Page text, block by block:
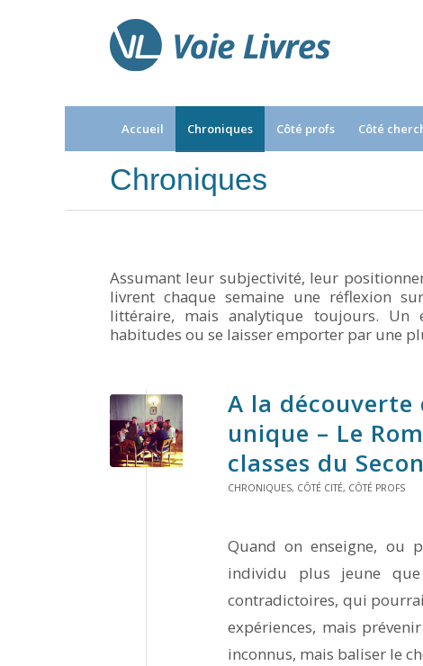
Accueil Chroniques Côté profs Côté
Chroniques
Assumant leur subjectivité, leur
livrent chaque semaine une réflexion
littéraire, mais analytique toujours. Un
habitudes ou se laisser emporter par une
A la découverte
unique – Le
classes du
CHRONIQUES, CÔTÉ CITÉ, CÔTÉ PROFS
Quand on enseigne, ou
individu plus jeune
contradictoires, qui
expériences, mais
inconnus, mais baliser le